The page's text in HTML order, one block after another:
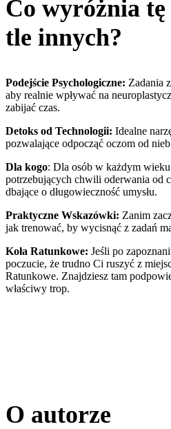
Co wyróżnia
tle innych?
Podejście Psychologiczne: Zadania
aby realnie wpływać na
zabijać czas.
Detoks od Technologii: Idealne
pozwalające odpocząć oczom od
Dla kogo: Dla osób w każdym wieku
potrzebujących chwili oderwania od
dbające o długowieczność umysłu.
Praktyczne Wskazówki: Zanim
jak trenować, by wycisnąć z zadań
Koła Ratunkowe: Jeśli po
poczucie, że trudno Ci ruszyć z
Ratunkowe. Znajdziesz tam
właściwy trop.
O autorze